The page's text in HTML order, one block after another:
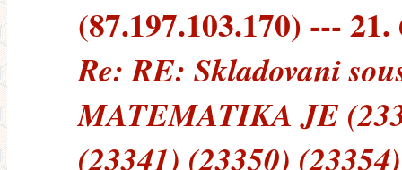
(87.197.103.170) --- 21.
Re: RE: Skladovani
MATEMATIKA JE
(23341) (23350)